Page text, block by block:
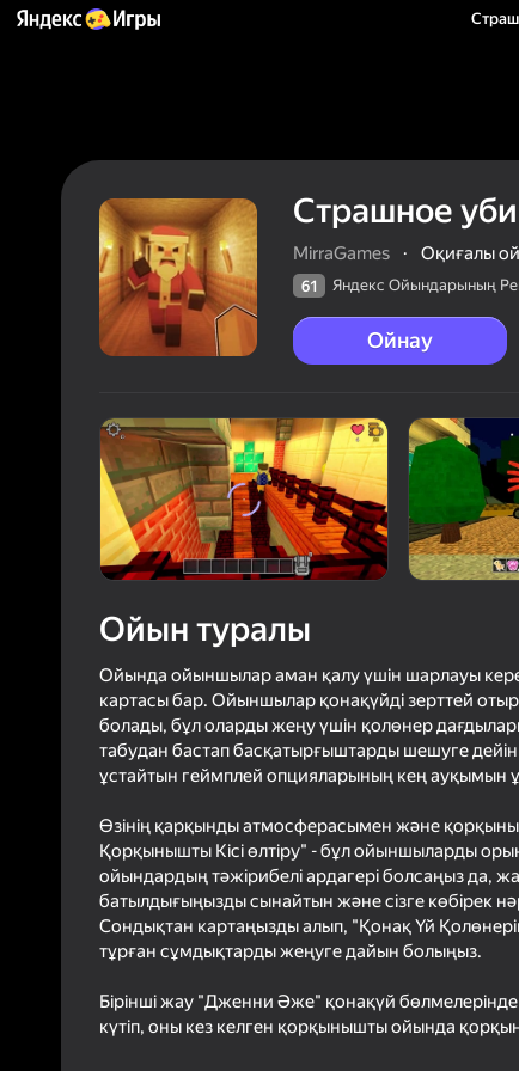
61
3,8
Страшное
MirraGames · Оқиғалы
61 Яндекс Ойындарының
Ойнау
Ойын туралы
Ойында ойыншылар аман қалу үшін шарлауы
картасы бар. Ойыншылар қонақүйді зерттей
болады, бұл оларды жеңу үшін қолөнер
табудан бастап басқатырғыштарды шешуге
ұстайтын геймплей опцияларының кең ауқымын
Өзінің қарқынды атмосферасымен және
Қорқынышты Кісі өлтіру" - бұл ойыншыларды
ойындардың тәжірибелі ардагері болсаңыз да,
батылдығыңызды сынайтын және сізге көбірек
Сондықтан картаңызды алып, "Қонақ Үй
тұрған сұмдықтарды жеңуге дайын болыңыз.
Бірінші жау "Дженни Әже" қонақүй
күтіп, оны кез келген қорқынышты ойында